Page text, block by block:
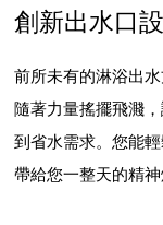
創新出水口
前所未有的淋浴出
隨著力量搖擺飛濺
到省水需求。您能
帶給您一整天的精神